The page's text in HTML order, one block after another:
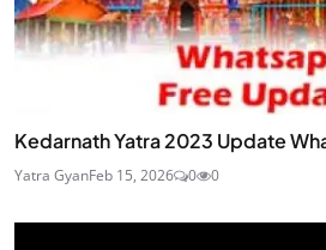
Kedarnath Yatra 2023 Update
Yatra GyanFeb 15, 2026 0 0